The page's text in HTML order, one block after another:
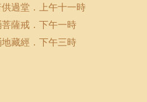
供過堂．上午十一時
菩薩戒．下午一時
地藏經．下午三時